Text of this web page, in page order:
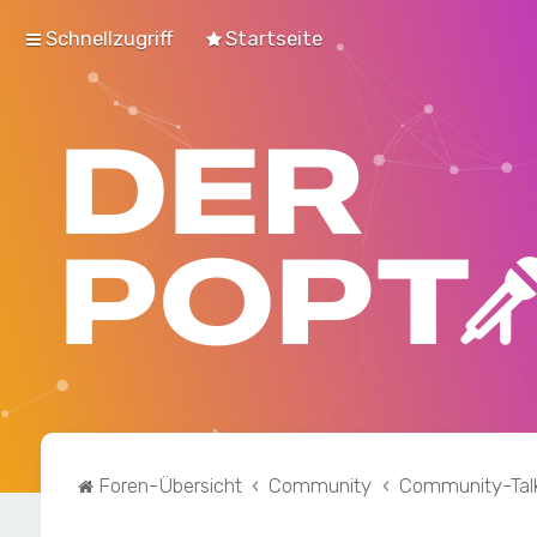
Schnellzugriff Startseite
Foren-Übersicht Community Community-